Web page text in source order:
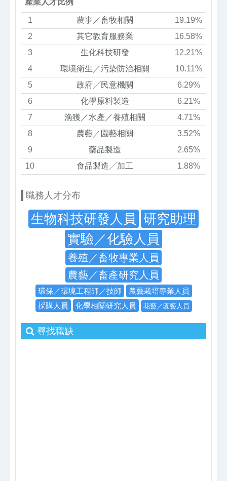
1 農事／畜牧相關
19.19%
2
其它教育服務業
16.58%
3
生化科技研發
12.21%
4
環境衛生／污染防治相關
10.11%
5
政府╱民意機關
6.29%
6
化學原料製造
6.21%
7
漁獲／水產／養殖相關
4.71%
8
農藝／園藝相關
3.52%
9
藥品製造
2.65%
10
食品製造╱加工 1.88%
職務人才分布
生物科技研發人員 研究助理
實驗／化驗人員
養殖／畜牧專業人員
農藝／畜產研究人員
環保／環境工程師／技師
農藝栽培專業人員
採購人員
化學相關研究人員 花藝／園藝人員
尋找職缺